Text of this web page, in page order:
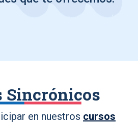
Sincrónicos
en nuestros cursos